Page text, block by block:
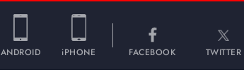
ANDROID iPHONE FACEBOOK TWITTER